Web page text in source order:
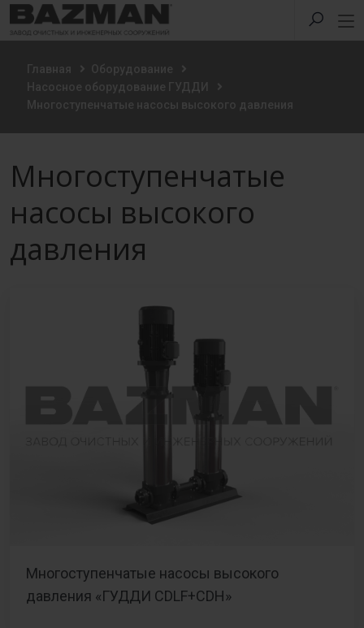
Главная
Оборудование
Насосное оборудование ГУДДИ
Многоступенчатые насосы высокого давления
Многоступенчатые
насосы высокого
давления
Многоступенчатые насосы высокого
давления «ГУДДИ CDLF+CDH»